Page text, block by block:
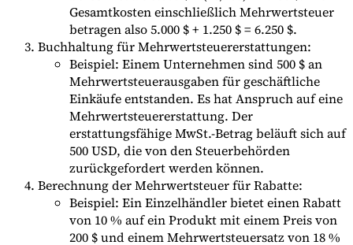
Gesamtkosten einschließlich Mehrwertsteuer
betragen also 5.000 $ + 1.250 $ = 6.250 $.
Buchhaltung für Mehrwertsteuererstattungen:
Beispiel: Einem Unternehmen sind 500 $ an
Mehrwertsteuerausgaben für geschäftliche
Einkäufe entstanden. Es hat Anspruch auf eine
Mehrwertsteuererstattung. Der
erstattungsfähige MwSt.-Betrag beläuft sich auf
500 USD, die von den Steuerbehörden
zurückgefordert werden können.
Berechnung der Mehrwertsteuer für Rabatte:
Beispiel: Ein Einzelhändler bietet einen Rabatt
von 10 % auf ein Produkt mit einem Preis von
200 $ und einem Mehrwertsteuersatz von 18 %